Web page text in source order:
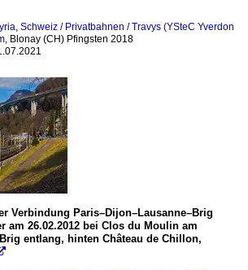
, Schweiz / Privatbahnen / Travys (YSteC Yverdon
, Blonay (CH) Pfingsten 2018
Verbindung Paris–Dijon–Lausanne–Brig
am 26.02.2012 bei Clos du Moulin am
entlang, hinten Château de Chillon,